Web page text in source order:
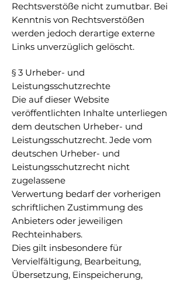
Rechtsverstöße nicht zumutbar. Bei
Kenntnis von Rechtsverstößen
werden jedoch derartige externe
Links unverzüglich gelöscht.
§ 3 Urheber- und
Leistungsschutzrechte
Die auf dieser Website
veröffentlichten Inhalte unterliegen
dem deutschen Urheber- und
Leistungsschutzrecht. Jede vom
deutschen Urheber- und
Leistungsschutzrecht nicht
zugelassene
Verwertung bedarf der vorherigen
schriftlichen Zustimmung des
Anbieters oder jeweiligen
Rechteinhabers.
Dies gilt insbesondere für
Vervielfältigung, Bearbeitung,
Übersetzung, Einspeicherung,